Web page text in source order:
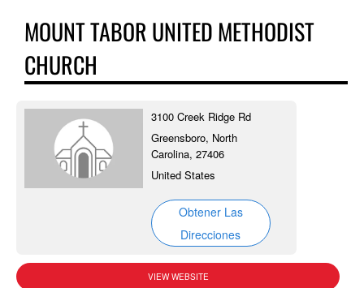
MOUNT TABOR UNITED METHODIST
CHURCH
3100 Creek Ridge Rd
Greensboro, North
Carolina, 27406
United States
Obtener Las
Direcciones
VIEW WEBSITE